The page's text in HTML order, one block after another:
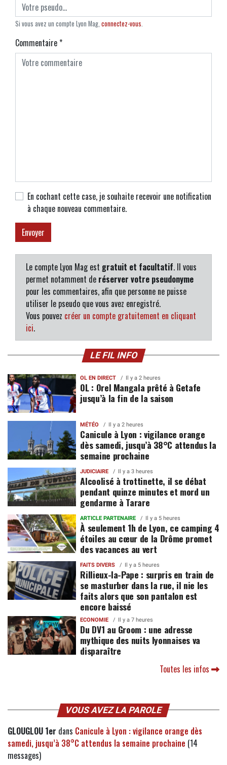
Si vous avez un compte Lyon Mag, connectez-vous.
Commentaire*
En cochant cette case, je souhaite recevoir une notification
à chaque nouveau commentaire.
Le compte Lyon Mag est gratuit et facultatif. Il vous
permet notamment de réserver votre pseudonyme
pour les commentaires, afin que personne ne puisse
utiliser le pseudo que vous avez enregistré.
Vous pouvez créer un compte gratuitement en cliquant
ici.
LE FIL INFO
OL EN DIRECT Il y a 2 heures
OL : Orel Mangala prêté à Getafe
jusqu’à la fin de la saison
MÉTÉO Il y a 2 heures
Canicule à Lyon : vigilance orange
dès samedi, jusqu’à 38°C attendus la
semaine prochaine
JUDICIAIRE Il y a 3 heures
Alcoolisé à trottinette, il se débat
pendant quinze minutes et mord un
gendarme à Tarare
ARTICLE PARTENAIRE Il y a 5 heures
À seulement 1h de Lyon, ce camping 4
étoiles au cœur de la Drôme promet
des vacances au vert
FAITS DIVERS Il y a 5 heures
Rillieux-la-Pape : surpris en train de
se masturber dans la rue, il nie les
faits alors que son pantalon est
encore baissé
ECONOMIE Il y a 7 heures
Du DV1 au Groom : une adresse
mythique des nuits lyonnaises va
disparaître
Toutes les infos
VOUS AVEZ LA PAROLE
GLOUGLOU 1er dans Canicule à Lyon : vigilance orange dès
samedi, jusqu’à 38°C attendus la semaine prochaine (14
messages)